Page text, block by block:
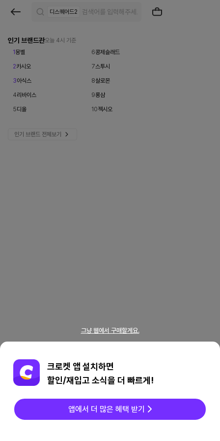
그냥 웹에서 구매할게요.
크로켓 앱 설치하면
할인/재입고 소식을 더 빠르게!
앱에서 더 많은 혜택 받기
디스퀘어드2
드인기 브랜드관오늘 4시 기준
1몽벨
2카시오
3아식스
4리바이스
5디올
6콩제슬래드
7스투시
8살로몬
9롱샴
10젝시오
인기 브랜드 전체보기